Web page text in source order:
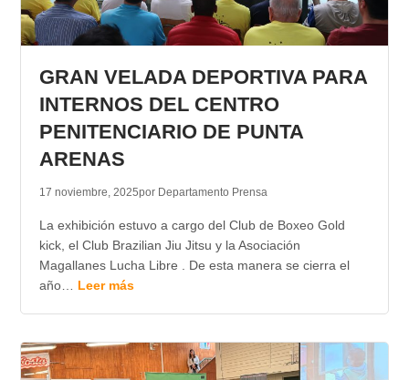
APP MÓVIL
GRAN VELADA DEPORTIVA PARA
INTERNOS DEL CENTRO
PENITENCIARIO DE PUNTA
ARENAS
17 noviembre, 2025por Departamento Prensa
La exhibición estuvo a cargo del Club de Boxeo Gold
kick, el Club Brazilian Jiu Jitsu y la Asociación
Magallanes Lucha Libre . De esta manera se cierra el
año… Leer más